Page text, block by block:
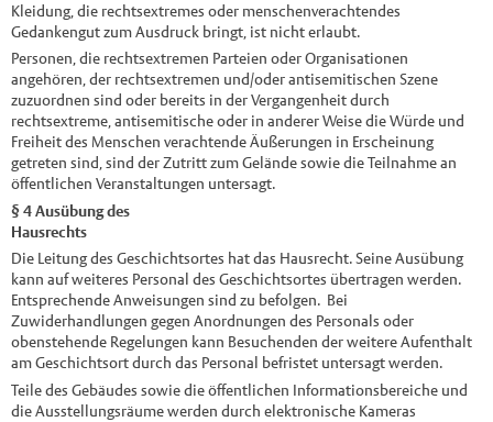
Kleidung, die rechtsextremes oder menschenverachtendes
Gedankengut zum Ausdruck bringt, ist nicht erlaubt.
Personen, die rechtsextremen Parteien oder Organisationen
angehören, der rechtsextremen und/oder antisemitischen Szene
zuzuordnen sind oder bereits in der Vergangenheit durch
rechtsextreme, antisemitische oder in anderer Weise die Würde und
Freiheit des Menschen verachtende Äußerungen in Erscheinung
getreten sind, sind der Zutritt zum Gelände sowie die Teilnahme an
öffentlichen Veranstaltungen untersagt.
§ 4 Ausübung des
Hausrechts
Die Leitung des Geschichtsortes hat das Hausrecht. Seine Ausübung
kann auf weiteres Personal des Geschichtsortes übertragen werden.
Entsprechende Anweisungen sind zu befolgen. Bei
Zuwiderhandlungen gegen Anordnungen des Personals oder
obenstehende Regelungen kann Besuchenden der weitere Aufenthalt
am Geschichtsort durch das Personal befristet untersagt werden.
Teile des Gebäudes sowie die öffentlichen Informationsbereiche und
die Ausstellungsräume werden durch elektronische Kameras